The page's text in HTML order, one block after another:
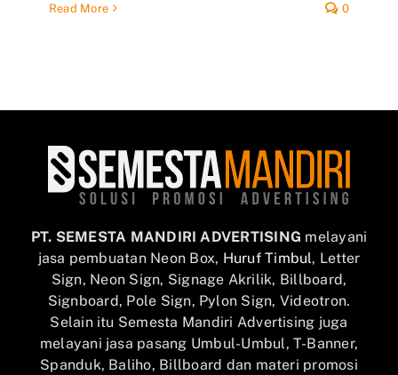
Read More 0
PT. SEMESTA MANDIRI ADVERTISING melayani
jasa pembuatan Neon Box, Huruf Timbul, Letter
Sign, Neon Sign, Signage Akrilik, Billboard,
Signboard, Pole Sign, Pylon Sign, Videotron.
Selain itu Semesta Mandiri Advertising juga
melayani jasa pasang Umbul-Umbul, T-Banner,
Spanduk, Baliho, Billboard dan materi promosi